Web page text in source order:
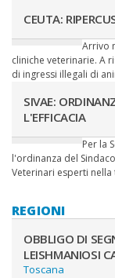
CEUTA:
Arrivo
cliniche veterinarie. A
di ingressi illegali di
SIVAE:
L'EFFICACIA
Per la
l'ordinanza del
Veterinari esperti
REGIONI
OBBLIGO DI
LEISHMANIOSI
Toscana